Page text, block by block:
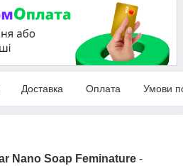
Доставка Оплата Умови
Nano Soap Feminature -